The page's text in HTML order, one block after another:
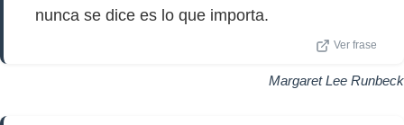
nunca se dice es lo que importa.
Ver frase
Margaret Lee Runbeck